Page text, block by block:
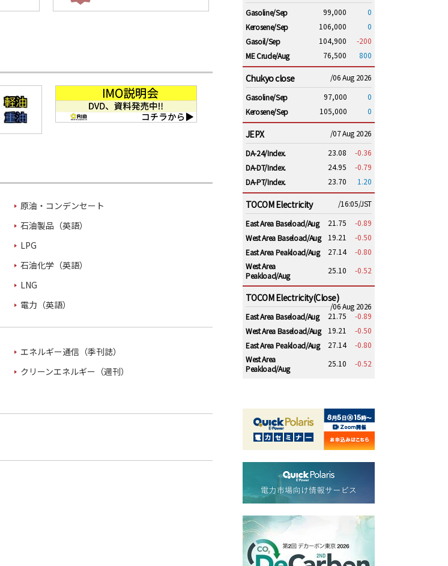
原油・コンデンセート
石油製品（英語）
LPG
石油化学（英語）
LNG
電力（英語）
エネルギー通信（季刊誌）
クリーンエネルギー（週刊）
Gasoline/Sep
99,000
0
Kerosene/Sep
106,000
0
Gasoil/Sep
104,900
-200
ME Crude/Aug
76,500 800
Chukyo close
/06 Aug 2026
Gasoline/Sep
97,000
0
Kerosene/Sep
105,000 0
JEPX
/07 Aug 2026
DA-24/Index.
23.08
-0.36
DA-DT/Index.
24.95
-0.79
DA-PT/Index.
23.70 1.20
TOCOM Electricity
/16:05/JST
East Area Baseload/Aug
21.75
-0.89
West Area Baseload/Aug
19.21
-0.50
East Area Peakload/Aug
27.14
-0.80
West Area
Peakload/Aug
25.10 -0.52
TOCOM Electricity(Close)
/06 Aug 2026
East Area Baseload/Aug
21.75
-0.89
West Area Baseload/Aug
19.21
-0.50
East Area Peakload/Aug
27.14
-0.80
West Area
Peakload/Aug
25.10 -0.52